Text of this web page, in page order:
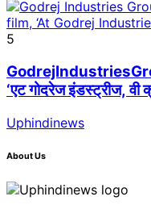
5
‘एट गोदरेज इंडस्ट्रीज, वी
Uphindinews
About Us